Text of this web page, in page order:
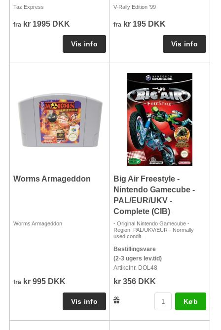
Taz Express
fra kr 1995 DKK
V-Rally Edition '99
fra kr 195 DKK
Worms Armageddon
Worms Armageddon
fra kr 995 DKK
Big Air Freestyle -
Nintendo Gamecube -
PAL/EUR/UKV -
Complete (CIB)
- Original Nintendo Gamecube -
Region: PAL/UKV/EUR - Normally
used condit...
Bestillingsvare
(2-3 ugers lev.tid)
Artikelnr. DOL48
kr 356 DKK
Køb